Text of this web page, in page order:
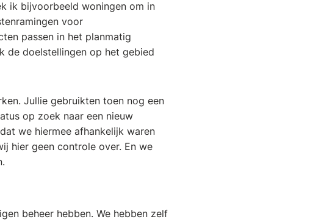
ik bijvoorbeeld woningen om in
voor
passen in het planmatig
de doelstellingen op het gebied
Jullie gebruikten toen nog een
op zoek naar een nieuw
we hiermee afhankelijk waren
hier geen controle over. En we
beheer hebben. We hebben zelf